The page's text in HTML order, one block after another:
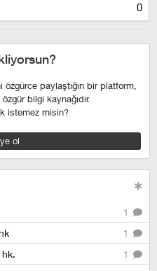
0
paylaştığın bir platform,
bilgi kaynağıdır.
istemez misin?
ol
1
1
1